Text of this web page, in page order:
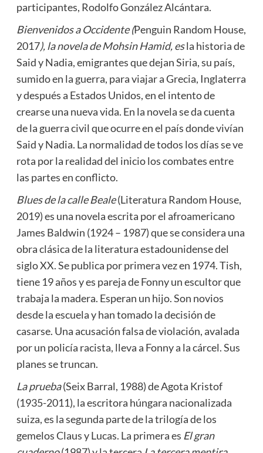
participantes, Rodolfo González Alcántara.
Bienvenidos a Occidente (Penguin Random House,
2017), la novela de Mohsin Hamid, esla historia de
Said y Nadia, emigrantes que dejan Siria, su país,
sumido en la guerra, para viajar a Grecia, Inglaterra
y después a Estados Unidos, en el intento de
crearse una nueva vida. En la novela se da cuenta
de la guerra civil que ocurre en el país donde vivían
Said y Nadia. La normalidad de todos los días se ve
rota por la realidad del inicio los combates entre
las partes en conflicto.
Blues de la calle Beale(Literatura Random House,
2019) es una novela escrita por el afroamericano
James Baldwin (1924 – 1987) que se considera una
obra clásica de la literatura estadounidense del
siglo XX. Se publica por primera vez en 1974. Tish,
tiene 19 años y es pareja de Fonny un escultor que
trabaja la madera. Esperan un hijo. Son novios
desde la escuela y han tomado la decisión de
casarse. Una acusación falsa de violación, avalada
por un policía racista, lleva a Fonny a la cárcel. Sus
planes se truncan.
La prueba(Seix Barral, 1988) de Agota Kristof
(1935-2011), la escritora húngara nacionalizada
suiza, es la segunda parte de la trilogía de los
gemelos Claus y Lucas. La primera es El gran